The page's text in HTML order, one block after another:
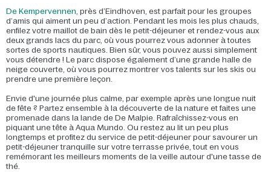
De Kempervennen, près d’Eindhoven, est parfait pour les groupes
d’amis qui aiment un peu d’action. Pendant les mois les plus chauds,
enfilez votre maillot de bain dès le petit-déjeuner et rendez-vous aux
deux grands lacs du parc, où vous pourrez vous adonner à toutes
sortes de sports nautiques. Bien sûr, vous pouvez aussi simplement
vous détendre ! Le parc dispose également d’une grande halle de
neige couverte, où vous pourrez montrer vos talents sur les skis ou
prendre une première leçon.
Envie d'une journée plus calme, par exemple après une longue nuit
de fête ? Partez ensemble à la découverte de la nature et faites une
promenade dans la lande de De Malpie. Rafraîchissez-vous en
piquant une tête à Aqua Mundo. Ou restez au lit un peu plus
longtemps et profitez du service de petit-déjeuner pour savourer un
petit-déjeuner tranquille sur votre terrasse privée, tout en vous
remémorant les meilleurs moments de la veille autour d'une tasse de
thé.